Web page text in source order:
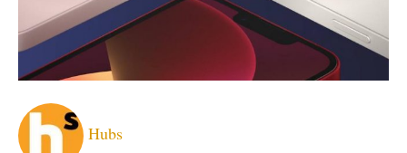
Hubs